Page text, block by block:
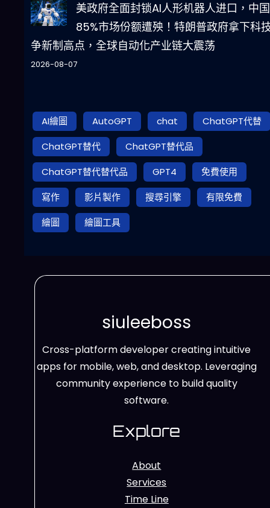
美政府全面封锁AI人形机器人进口，中国
85%市场份额遭殃！特朗普政府拿下科
争新制高点，全球自动化产业链大震荡
2026-08-07
AI繪圖 AutoGPT chat
ChatGPT代替
ChatGPT替代
ChatGPT替代品
ChatGPT替代替代品
GPT4
免費使用
寫作
影片製作 搜尋引擎
有限免費
繪圖
繪圖工具
siuleeboss
Cross-platform developer creating intuitive
apps for mobile, web, and desktop. Leveraging
community experience to build quality
software.
Explore
About
Services
Time Line